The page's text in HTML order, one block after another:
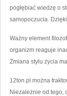
pogłębiać wiedzę o
samopoczucia.
Ważny element
organizm reaguje
Zmiana stylu życia
12ton.pl można
Niezależnie od tego,